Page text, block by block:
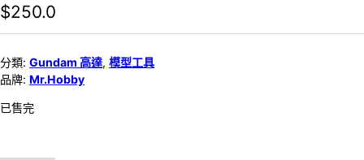
$250.0
分類: Gundam 高達, 模型工具
品牌: Mr.Hobby
已售完